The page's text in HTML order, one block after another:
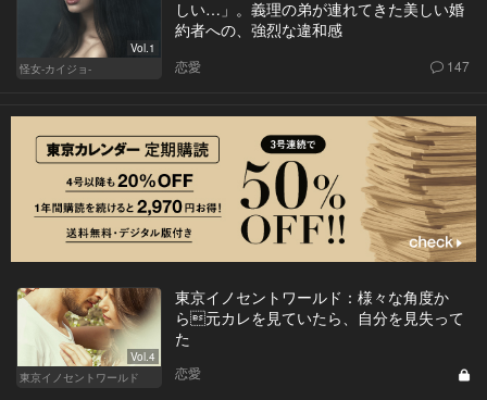
Vol.1
怪女-カイジョ-
しい…」。義理の弟が連れてきた美しい婚
約者への、強烈な違和感
恋愛 147
Vol.4
東京イノセントワールド
東京イノセントワールド：様々な角度か
ら元カレを見ていたら、自分を見失って
た
恋愛